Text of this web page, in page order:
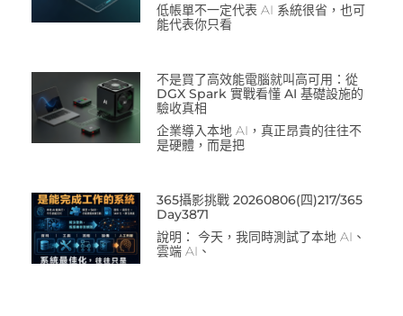
低帳單不一定代表 AI 系統很省，也可
能代表你只看
不是買了高效能電腦就叫高可用：從
DGX Spark 實戰看懂 AI 基礎設施的
驗收真相
企業導入本地 AI，真正昂貴的往往不
是硬體，而是把
365攝影挑戰 20260806(四)217/365
Day3871
說明： 今天，我同時測試了本地 AI、
雲端 AI、